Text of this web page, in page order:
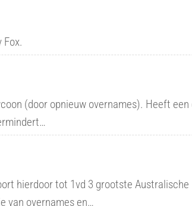
(door opnieuw overnames). Heeft
hierdoor tot 1vd 3 grootste Australische
van overnames en…